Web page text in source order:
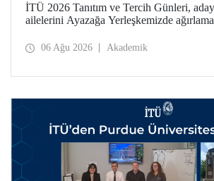
İTÜ 2026 Tanıtım ve Tercih Günleri,
ailelerini Ayazağa Yerleşkemizde
ilgili fakülte ve birimler adaylara bilgi
06 Ağu 2026 Akademik